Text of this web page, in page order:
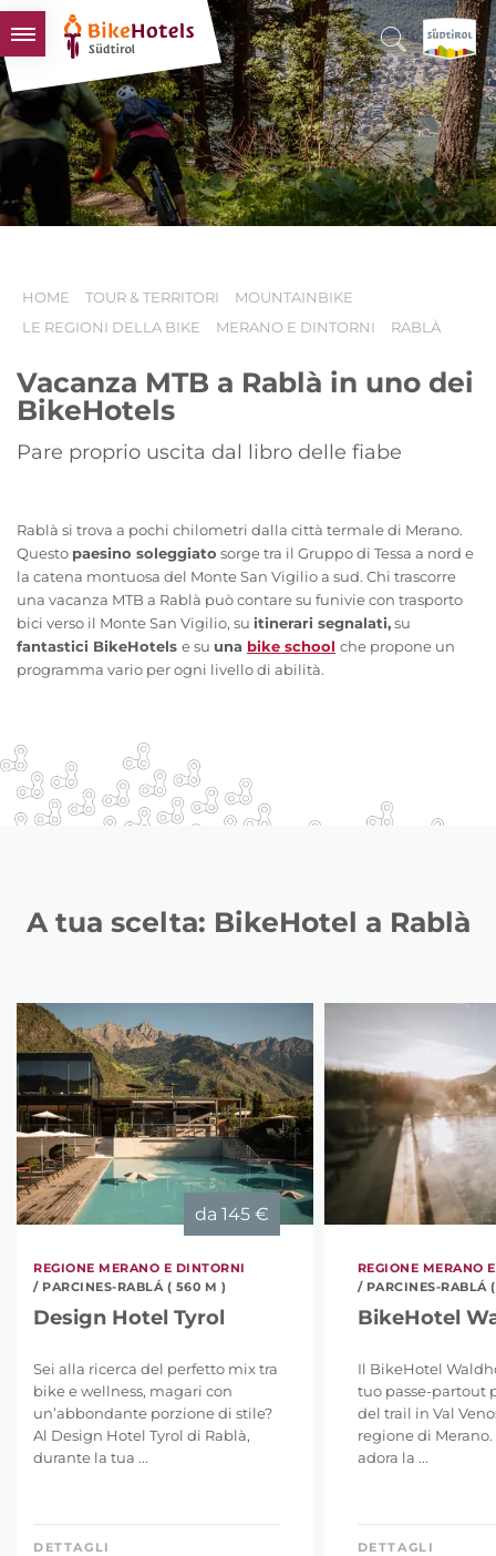
BIKEHOTELS
HOTELS & PACCHETTI
TOUR & TERRITORI
L'ALTO ADIGE & NOI
HOME TOUR & TERRITORI
MOUNTAINBIKE
LE REGIONI DELLA BIKE
MERANO E DINTORNI RABLÀ
Vacanza MTB a Rablà in uno dei
BikeHotels
Pare proprio uscita dal libro delle fiabe
Rablà si trova a pochi chilometri dalla città termale di Merano.
Questo paesino soleggiato sorge tra il Gruppo di Tessa a nord e
la catena montuosa del Monte San Vigilio a sud. Chi trascorre
una vacanza MTB a Rablà può contare su funivie con trasporto
bici verso il Monte San Vigilio, su itinerari segnalati,su
fantastici BikeHotels e su una bike school che propone un
programma vario per ogni livello di abilità.
A tua scelta: BikeHotel a Rablà
da 145 €
REGIONE MERANO E DINTORNI
/ PARCINES-RABLÁ ( 560 M )
Design Hotel Tyrol
Sei alla ricerca del perfetto mix tra
bike e wellness, magari con
un’abbondante porzione di stile?
Al Design Hotel Tyrol di Rablà,
durante la tua ...
DETTAGLI
REGIONE MERANO
/ PARCINES-RABLÁ
BikeHotel
Il BikeHotel
tuo passe-partout
del trail in Val
regione di
adora la ...
DETTAGLI